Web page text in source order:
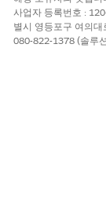
사업자 등록번호 :
별시 영등포구 여의
080-822-1378 (솔루